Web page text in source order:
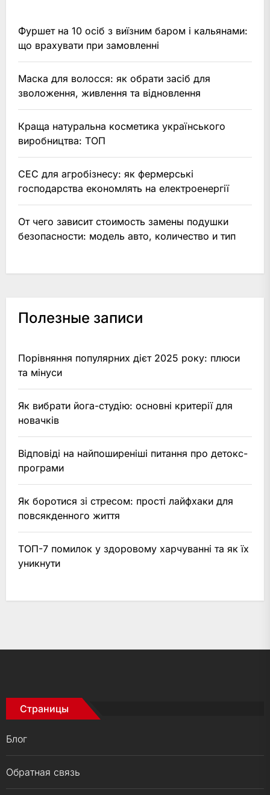
Фуршет на 10 осіб з виїзним баром і кальянами:
що врахувати при замовленні
Маска для волосся: як обрати засіб для
зволоження, живлення та відновлення
Краща натуральна косметика українського
виробництва: ТОП
СЕС для агробізнесу: як фермерські
господарства економлять на електроенергії
От чего зависит стоимость замены подушки
безопасности: модель авто, количество и тип
Полезные записи
Порівняння популярних дієт 2025 року: плюси
та мінуси
Як вибрати йога-студію: основні критерії для
новачків
Відповіді на найпоширеніші питання про детокс-
програми
Як боротися зі стресом: прості лайфхаки для
повсякденного життя
ТОП-7 помилок у здоровому харчуванні та як їх
уникнути
Страницы
Блог
Обратная связь